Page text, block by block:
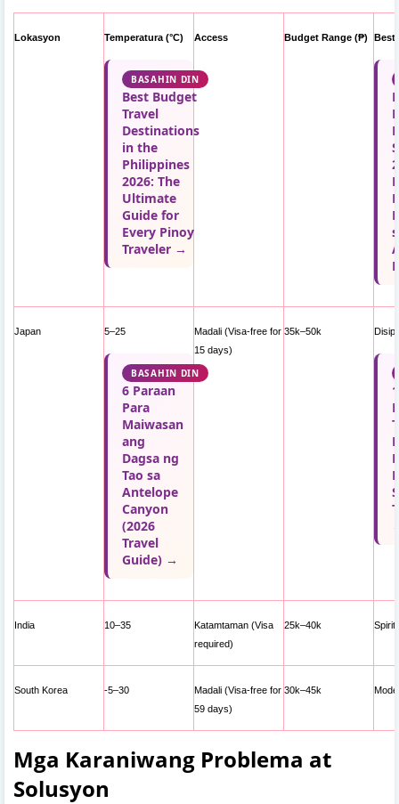
Lokasyon Temperatura (°C)
BASAHIN DIN
Best Budget
Travel
Destinations
in the
Philippines
2026: The
Ultimate
Guide for
Every Pinoy
Traveler →
Access Budget Range (₱) Best
Japan 5–25
BASAHIN DIN
6 Paraan
Para
Maiwasan
ang
Dagsa ng
Tao sa
Antelope
Canyon
(2026
Travel
Guide) →
Madali (Visa-free for
15 days)
35k–50k
India 10–35
Katamtaman (Visa
required)
25k–40k
South Korea -5–30
Madali (Visa-free for
59 days)
30k–45k
Mga Karaniwang Problema at
Solusyon